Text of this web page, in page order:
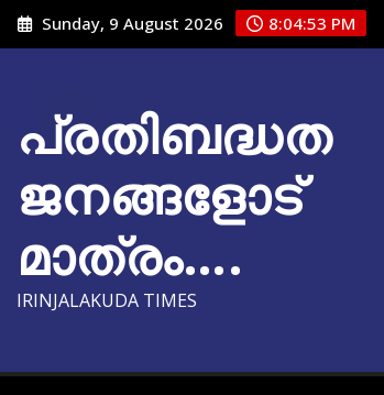
Skip
to
Sunday, 9 August 2026 8:04:54 PM
പ്രതിബദ്ധത
ജനങ്ങളോട്
മാത്രം….
IRINJALAKUDA TIMES